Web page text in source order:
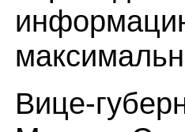
Вице-